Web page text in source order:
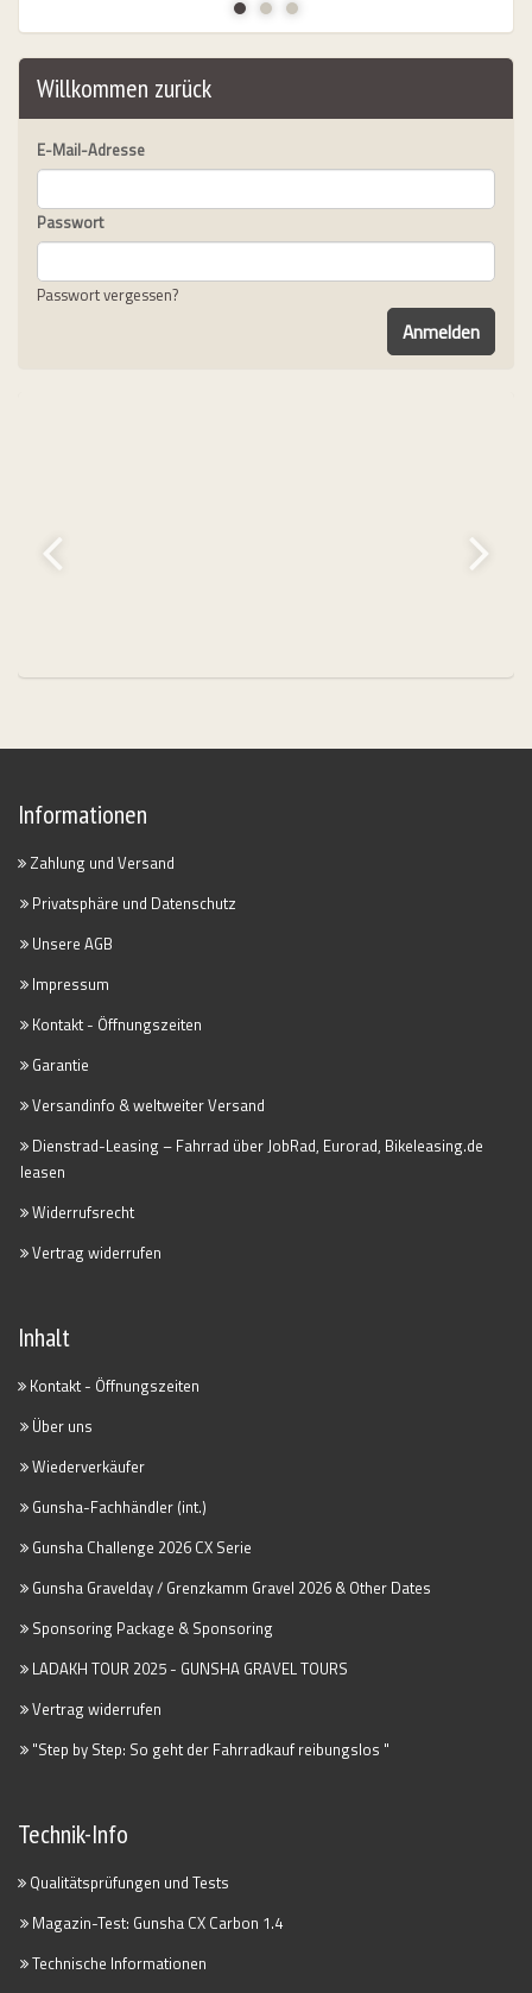
Willkommen zurück
E-Mail-Adresse
Passwort
Passwort vergessen?
Informationen
Zahlung und Versand
Privatsphäre und Datenschutz
Unsere AGB
Impressum
Kontakt - Öffnungszeiten
Garantie
Versandinfo & weltweiter Versand
Dienstrad-Leasing – Fahrrad über JobRad, Eurorad, Bikeleasing.de
leasen
Widerrufsrecht
Vertrag widerrufen
Inhalt
Kontakt - Öffnungszeiten
Über uns
Wiederverkäufer
Gunsha-Fachhändler (int.)
Gunsha Challenge 2026 CX Serie
Gunsha Gravelday / Grenzkamm Gravel 2026 & Other Dates
Sponsoring Package & Sponsoring
LADAKH TOUR 2025 - GUNSHA GRAVEL TOURS
Vertrag widerrufen
"Step by Step: So geht der Fahrradkauf reibungslos "
Technik-Info
Qualitätsprüfungen und Tests
Magazin-Test: Gunsha CX Carbon 1.4
Technische Informationen